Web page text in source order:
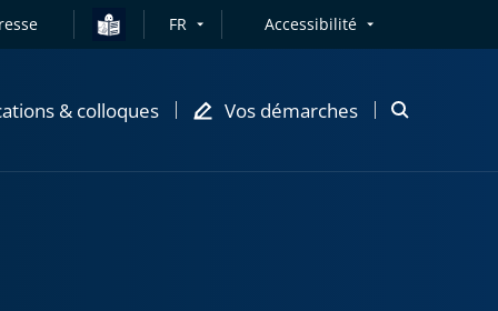
FR Accessibilité
& colloques Vos démarches
Ouvrir